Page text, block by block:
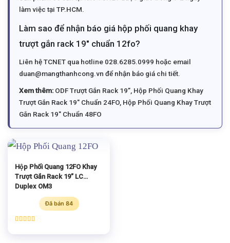
làm việc tại TP.HCM.
Làm sao để nhận báo giá hộp phối quang khay
trượt gắn rack 19″ chuẩn 12fo?
Liên hệ TCNET qua hotline 028.6285.0999 hoặc email
duan@mangthanhcong.vn để nhận báo giá chi tiết.
Xem thêm: ODF Trượt Gắn Rack 19” Hộp Phối Quang Khay
Trượt Gắn Rack 19″ Chuẩn 24FO Hộp Phối Quang Khay Trượt
Gắn Rack 19″ Chuẩn 48FO
Hộp Phối Quang 12FO Khay
Trượt Gắn Rack 19” LC
Duplex OM3
Đã bán 84
hạng5.00